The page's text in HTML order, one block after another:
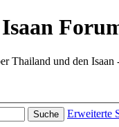
Thailand und den
Suche Erweiterte